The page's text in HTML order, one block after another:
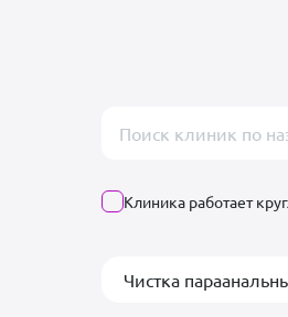
Клиника работает
Чистка